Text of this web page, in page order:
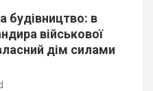
будівництво: в
військової
дім силами